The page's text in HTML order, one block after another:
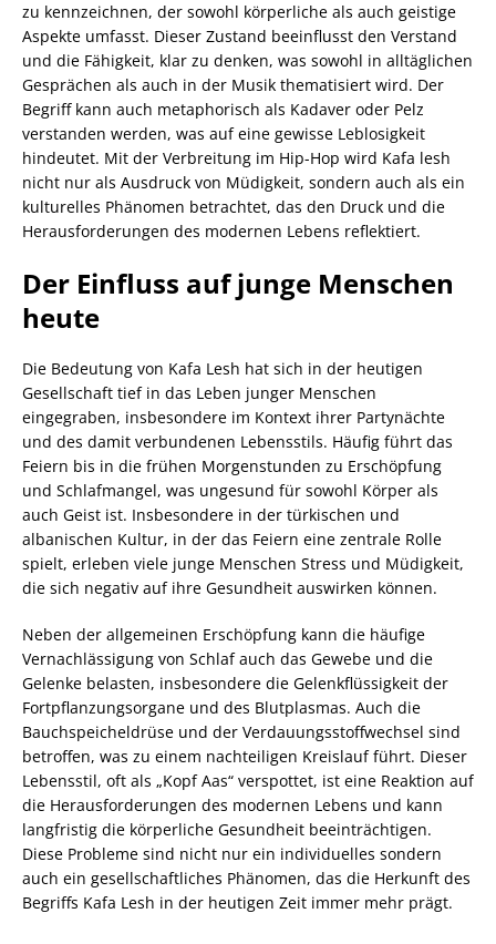
zu kennzeichnen, der sowohl körperliche als auch geistige
Aspekte umfasst. Dieser Zustand beeinflusst den Verstand
und die Fähigkeit, klar zu denken, was sowohl in alltäglichen
Gesprächen als auch in der Musik thematisiert wird. Der
Begriff kann auch metaphorisch als Kadaver oder Pelz
verstanden werden, was auf eine gewisse Leblosigkeit
hindeutet. Mit der Verbreitung im Hip-Hop wird Kafa lesh
nicht nur als Ausdruck von Müdigkeit, sondern auch als ein
kulturelles Phänomen betrachtet, das den Druck und die
Herausforderungen des modernen Lebens reflektiert.
Der Einfluss auf junge Menschen
heute
Die Bedeutung von Kafa Lesh hat sich in der heutigen
Gesellschaft tief in das Leben junger Menschen
eingegraben, insbesondere im Kontext ihrer Partynächte
und des damit verbundenen Lebensstils. Häufig führt das
Feiern bis in die frühen Morgenstunden zu Erschöpfung
und Schlafmangel, was ungesund für sowohl Körper als
auch Geist ist. Insbesondere in der türkischen und
albanischen Kultur, in der das Feiern eine zentrale Rolle
spielt, erleben viele junge Menschen Stress und Müdigkeit,
die sich negativ auf ihre Gesundheit auswirken können.
Neben der allgemeinen Erschöpfung kann die häufige
Vernachlässigung von Schlaf auch das Gewebe und die
Gelenke belasten, insbesondere die Gelenkflüssigkeit der
Fortpflanzungsorgane und des Blutplasmas. Auch die
Bauchspeicheldrüse und der Verdauungsstoffwechsel sind
betroffen, was zu einem nachteiligen Kreislauf führt. Dieser
Lebensstil, oft als „Kopf Aas“ verspottet, ist eine Reaktion auf
die Herausforderungen des modernen Lebens und kann
langfristig die körperliche Gesundheit beeinträchtigen.
Diese Probleme sind nicht nur ein individuelles sondern
auch ein gesellschaftliches Phänomen, das die Herkunft des
Begriffs Kafa Lesh in der heutigen Zeit immer mehr prägt.